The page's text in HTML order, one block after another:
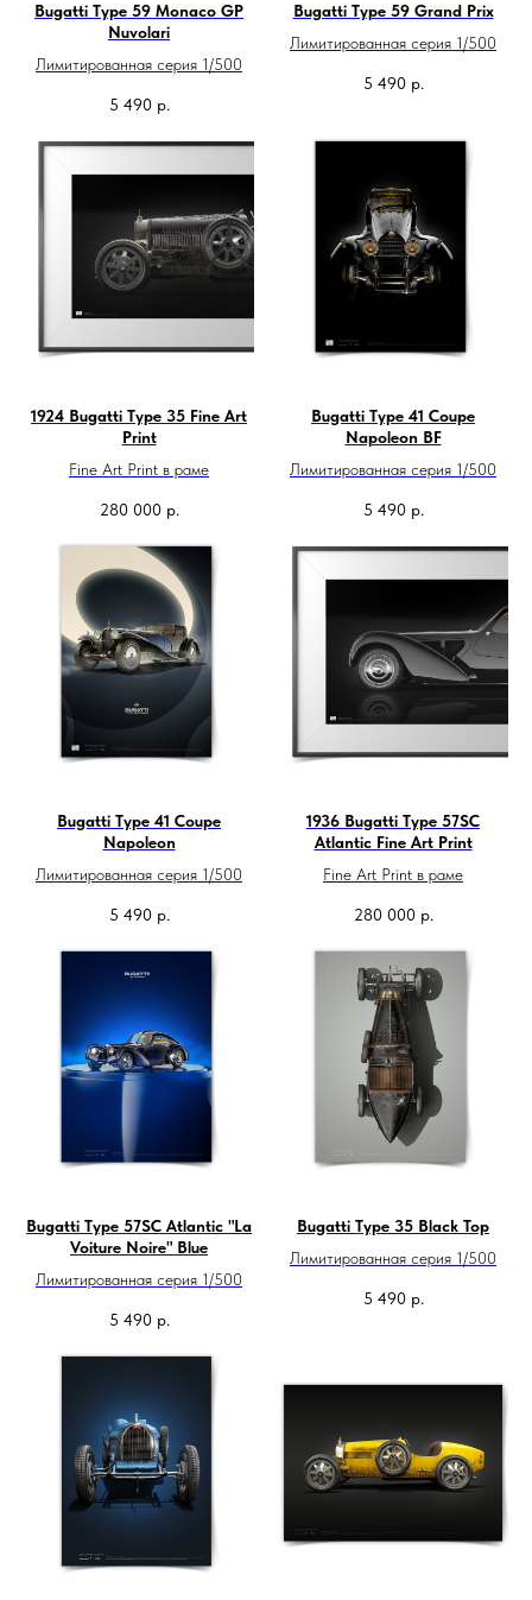
Bugatti Type 59 Monaco GP
Nuvolari
Лимитированная серия 1/500
5 490 р.
Bugatti Type 59 Grand Prix
Лимитированная серия 1/500
5 490 р.
1924 Bugatti Type 35 Fine Art
Print
Fine Art Print в раме
280 000 р.
Bugatti Type 41 Coupe
Napoleon BF
Лимитированная серия 1/500
5 490 р.
Bugatti Type 41 Coupe
Napoleon
Лимитированная серия 1/500
5 490 р.
1936 Bugatti Type 57SC
Atlantic Fine Art Print
Fine Art Print в раме
280 000 р.
Bugatti Type 57SC Atlantic "La
Voiture Noire" Blue
Лимитированная серия 1/500
5 490 р.
Bugatti Type 35 Black Top
Лимитированная серия 1/500
5 490 р.